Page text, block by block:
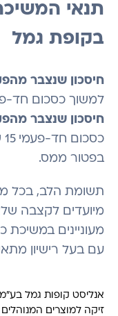
תנאי
בקופת גמל
חיסכון שנצבר מהפקדות
למשוך כסכום חד-
חיסכון שנצבר
בפטור ממס.
תשומת הלב, בכל
מיועדים לקצבה
מעוניינים במשיכת
עם בעל רישיון
אנליסט קופות גמל בע"מ
זיקה למוצרים